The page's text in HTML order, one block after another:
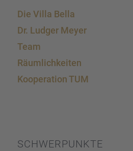
Die Villa Bella
Dr. Ludger Meyer
Team
Räumlich­kei­ten
Koope­ra­tion TUM
SCHWER­PUNKTE